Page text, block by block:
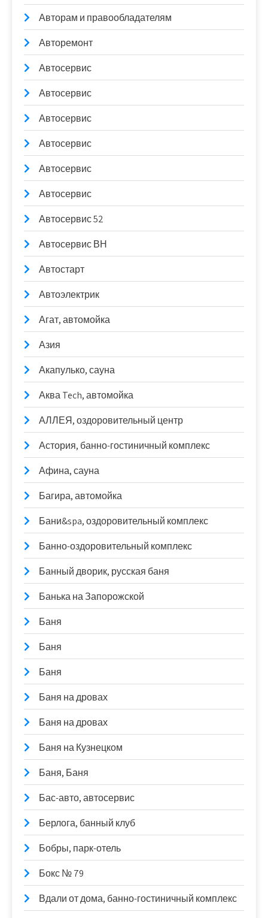
Авторам и правообладателям
Авторемонт
Автосервис
Автосервис
Автосервис
Автосервис
Автосервис
Автосервис
Автосервис 52
Автосервис ВН
Автостарт
Автоэлектрик
Агат, автомойка
Азия
Акапулько, сауна
Аква Tech, автомойка
АЛЛЕЯ, оздоровительный центр
Астория, банно-гостиничный комплекс
Афина, сауна
Багира, автомойка
Бани&spa, оздоровительный комплекс
Банно-оздоровительный комплекс
Банный дворик, русская баня
Банька на Запорожской
Баня
Баня
Баня
Баня на дровах
Баня на дровах
Баня на Кузнецком
Баня, Баня
Бас-авто, автосервис
Берлога, банный клуб
Бобры, парк-отель
Бокс № 79
Вдали от дома, банно-гостиничный комплекс